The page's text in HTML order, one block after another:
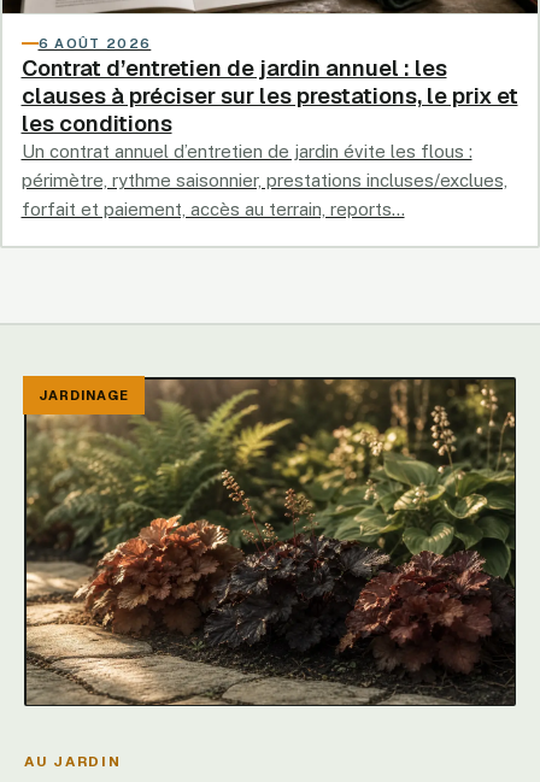
Contrat d’entretien de jardin annuel : les
clauses à préciser sur les prestations, le prix et
les conditions
6 AOÛT 2026
Un contrat annuel d’entretien de jardin évite les flous :
périmètre, rythme saisonnier, prestations incluses/exclues,
forfait et paiement, accès au terrain, reports…
JARDINAGE
AU JARDIN